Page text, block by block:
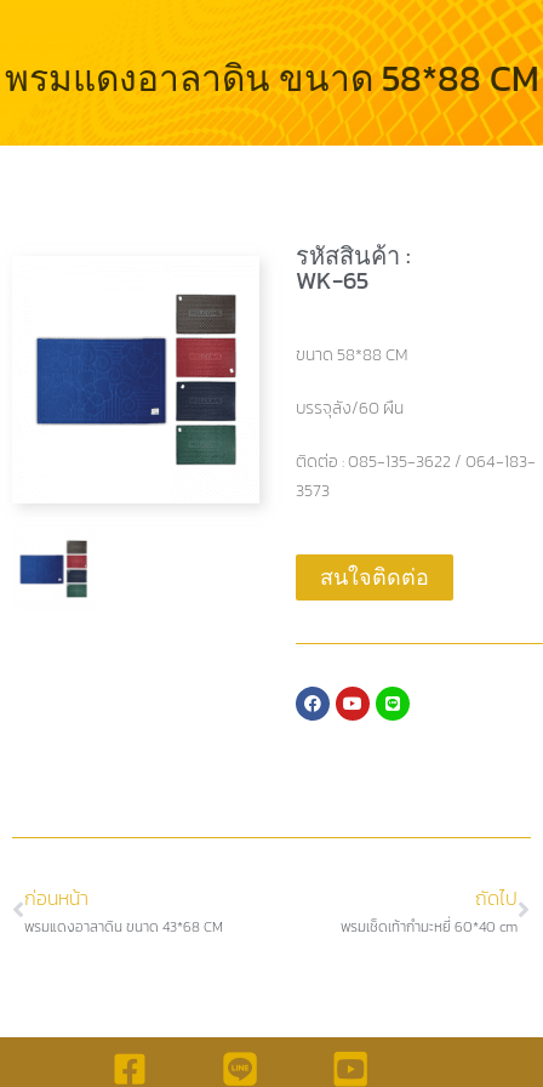
พรมแดงอาลาดิน ขนาด 58*88 CM
รหัสสินค้า :
WK-65
ขนาด 58*88 CM
บรรจุลัง/60 ผืน
ติดต่อ : 085-135-3622 / 064-183-
3573
สนใจติดต่อ
ก่อนหน้า
พรมแดงอาลาดิน ขนาด 43*68 CM
ถัดไป
พรมเช็ดเท้ากำมะหยี่ 60*40 cm